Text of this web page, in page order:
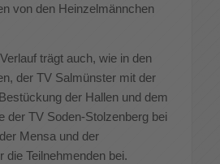
von den Heinzelmännchen
trägt auch, wie in den
der TV Salmünster mit der
der Hallen und dem
der TV Soden-Stolzenberg bei
Mensa und der
die Teilnehmenden bei.